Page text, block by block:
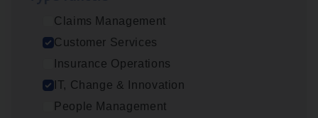
Claims Management
Customer Services
Insurance Operations
IT, Change & Innovation
People Management
Test Ana­lyst
IT, Change & Innovation
Antwerpen